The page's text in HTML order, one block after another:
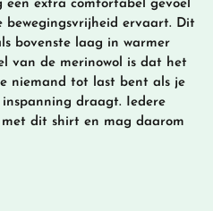
extra comfortabel gevoel
bewegingsvrijheid ervaart. Dit
bovenste laag in warmer
van de merinowol is dat het
niemand tot last bent als je
draagt. Iedere
dit shirt en mag daarom